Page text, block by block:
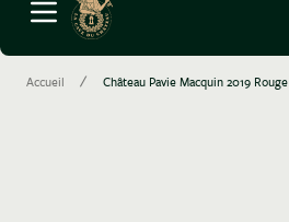
Ouvrir le menu
Accueil / Château Pavie Macquin 2019 Rouge